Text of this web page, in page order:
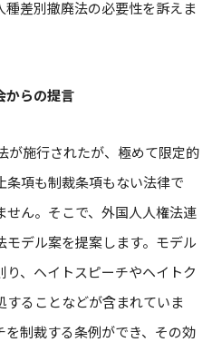
差別撤廃法の必要性を訴えま
からの提言
が施行されたが、極めて限定的
項も制裁条項もない法律で
せん。そこで、外国人人権法連
デル案を提案します。モデル
、ヘイトスピーチやヘイトク
ることなどが含まれていま
制裁する条例ができ、その効